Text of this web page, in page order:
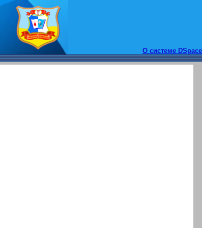
О системе DSpace